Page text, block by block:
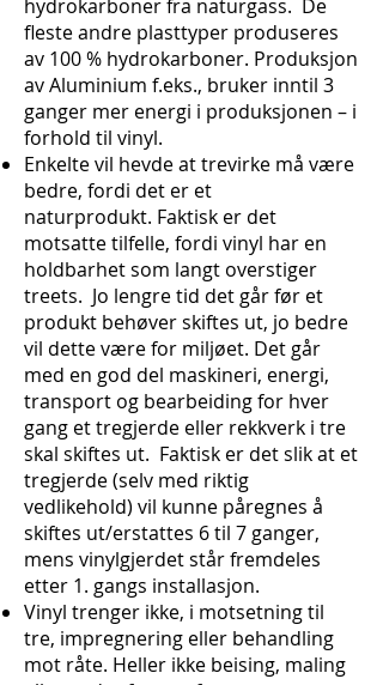
hydrokarboner fra naturgass. De
fleste andre plasttyper produseres
av 100 % hydrokarboner. Produksjon
av Aluminium f.eks., bruker inntil 3
ganger mer energi i produksjonen – i
forhold til vinyl.
Enkelte vil hevde at trevirke må være
bedre, fordi det er et
naturprodukt. Faktisk er det
motsatte tilfelle, fordi vinyl har en
holdbarhet som langt overstiger
treets. Jo lengre tid det går før et
produkt behøver skiftes ut, jo bedre
vil dette være for miljøet. Det går
med en god del maskineri, energi,
transport og bearbeiding for hver
gang et tregjerde eller rekkverk i tre
skal skiftes ut. Faktisk er det slik at et
tregjerde (selv med riktig
vedlikehold) vil kunne påregnes å
skiftes ut/erstattes 6 til 7 ganger,
mens vinylgjerdet står fremdeles
etter 1. gangs installasjon.
Vinyl trenger ikke, i motsetning til
tre, impregnering eller behandling
mot råte. Heller ikke beising, maling